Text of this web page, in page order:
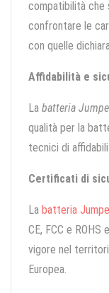
compatibilità che
confrontare le
con quelle
Affidabilità e
La batteria
qualità per la
tecnici di
Certificati di
La batteria
CE, FCC e
vigore nel
Europea.